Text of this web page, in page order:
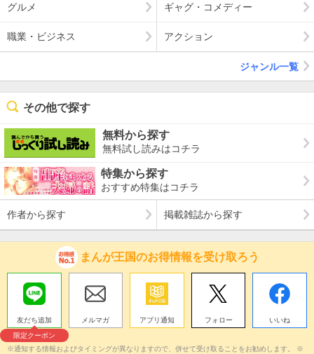
グルメ ギャグ・コメディー
職業・ビジネス アクション
ジャンル一覧
その他で探す
無料から探す
無料試し読みはコチラ
特集から探す
おすすめ特集はコチラ
作者から探す 掲載雑誌から探す
まんが王国のお得情報を受け取ろう
友だち追加
限定クーポン
メルマガ アプリ通知 フォロー いいね
※通知する情報およびタイミングが異なりますので、併せて受け取ることをお勧めします。 ※